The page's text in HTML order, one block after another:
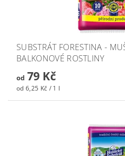
SUBSTRÁT FORESTINA -
BALKONOVÉ ROSTLINY
od79 Kč
od 6,25 Kč / 1 l